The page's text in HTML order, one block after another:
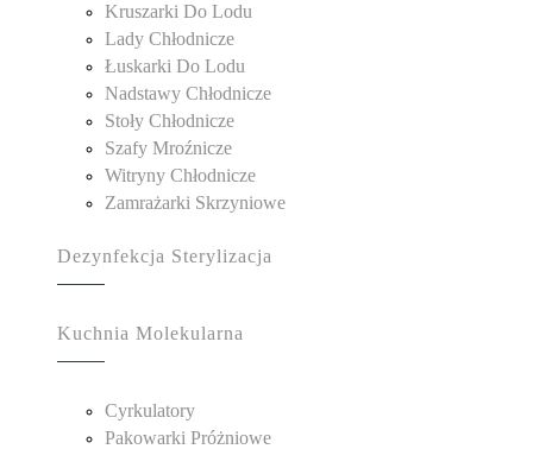
Kruszarki Do Lodu
Lady Chłodnicze
Łuskarki Do Lodu
Nadstawy Chłodnicze
Stoły Chłodnicze
Szafy Mroźnicze
Witryny Chłodnicze
Zamrażarki Skrzyniowe
Dezynfekcja Sterylizacja
Kuchnia Molekularna
Cyrkulatory
Pakowarki Próżniowe